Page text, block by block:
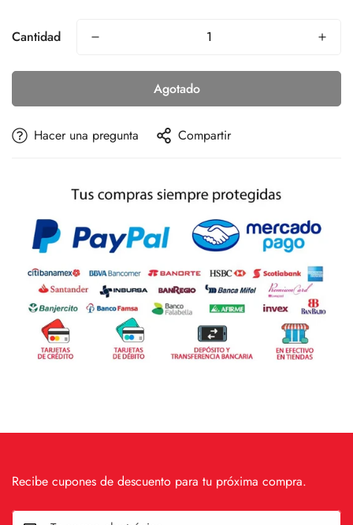
Cantidad
Agotado
Hacer una pregunta Compartir
Recibe cupones de descuento para tu próxima compra.